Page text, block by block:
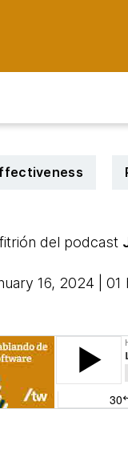
del podcast
16, 2024 | 01